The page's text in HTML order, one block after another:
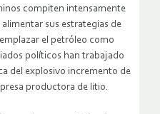
compiten intensamente
sus estrategias de
el petróleo como
políticos han trabajado
del explosivo incremento de
productora de litio.